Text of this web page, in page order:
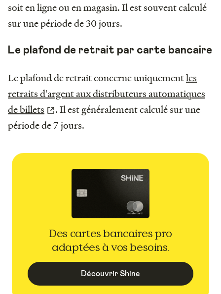
soit en ligne ou en magasin. Il est souvent calculé
sur une période de 30 jours.
Le plafond de retrait par carte bancaire
Le plafond de retrait concerne uniquementles
retraits d'argent aux distributeurs automatiques
de billets
. Il est généralement calculé sur une
période de 7 jours.
Des cartes bancaires pro
adaptées à vos besoins.
Découvrir Shine